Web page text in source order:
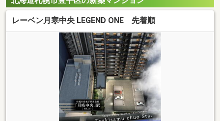
レーベン月寒中央 LEGEND ONE 先着順